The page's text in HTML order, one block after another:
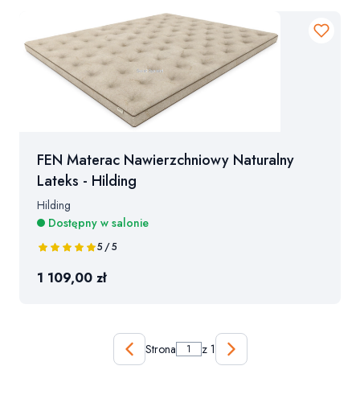
FEN Materac Nawierzchniowy Naturalny
Lateks - Hilding
Hilding
Dostępny w salonie
5 / 5
1 109,00 zł
Poprzednie produkty
Strona z 1 Następne produkty